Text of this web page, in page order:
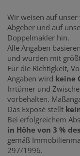
Wir weisen auf
Abgeber und auf
Doppelmakler hin.
Alle Angaben
und wurden mit
Für die Richtigkeit,
Angaben wird keine
Irrtümer und
vorbehalten.
Das Exposé stellt
Bei erfolgreichem
in Höhe von 3 %
gemäß
297/1996.